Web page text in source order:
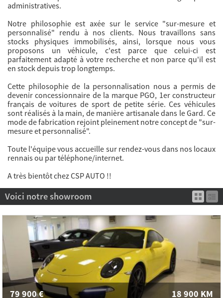
administratives.
Notre philosophie est axée sur le service "sur-mesure et
personnalisé" rendu à nos clients. Nous travaillons sans
stocks physiques immobilisés, ainsi, lorsque nous vous
proposons un véhicule, c'est parce que celui-ci est
parfaitement adapté à votre recherche et non parce qu'il est
en stock depuis trop longtemps.
Cette philosophie de la personnalisation nous a permis de
devenir concessionnaire de la marque PGO, 1er constructeur
français de voitures de sport de petite série. Ces véhicules
sont réalisés à la main, de manière artisanale dans le Gard. Ce
mode de fabrication rejoint pleinement notre concept de "sur-
mesure et personnalisé".
Toute l'équipe vous accueille sur rendez-vous dans nos locaux
rennais ou par téléphone/internet.
A très bientôt chez CSP AUTO !!
Voici notre showroom
79 900€ 18 900 KM